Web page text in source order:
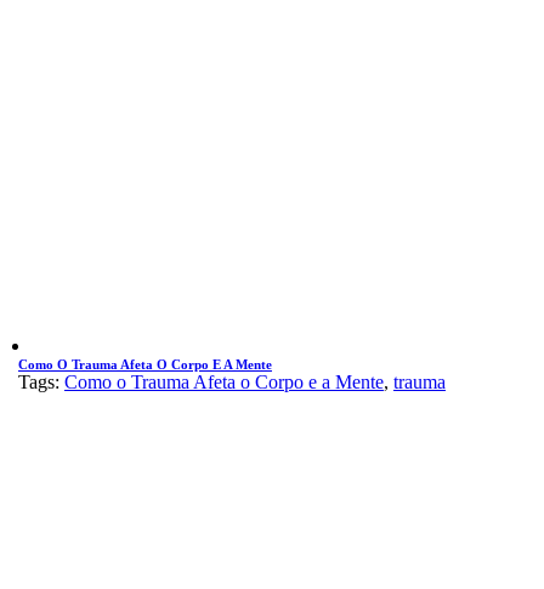
Como O Trauma Afeta O Corpo E A Mente
Tags: Como o Trauma Afeta o Corpo e a Mente, trauma